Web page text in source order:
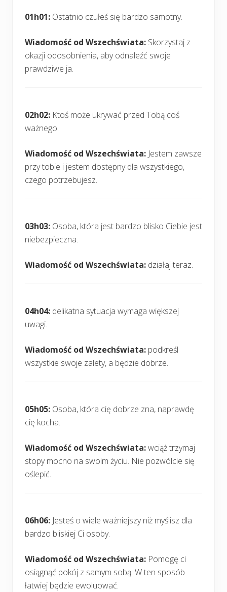
01h01: Ostatnio czułeś się bardzo samotny.
Wiadomość od Wszechświata: Skorzystaj z
okazji odosobnienia, aby odnaleźć swoje
prawdziwe ja.
02h02: Ktoś może ukrywać przed Tobą coś
ważnego.
Wiadomość od Wszechświata: Jestem zawsze
przy tobie i jestem dostępny dla wszystkiego,
czego potrzebujesz.
03h03: Osoba, która jest bardzo blisko Ciebie jest
niebezpieczna.
Wiadomość od Wszechświata: działaj teraz.
04h04: delikatna sytuacja wymaga większej
uwagi.
Wiadomość od Wszechświata: podkreśl
wszystkie swoje zalety, a będzie dobrze.
05h05: Osoba, która cię dobrze zna, naprawdę
cię kocha.
Wiadomość od Wszechświata:wciąż trzymaj
stopy mocno na swoim życiu. Nie pozwólcie się
oślepić.
06h06: Jesteś o wiele ważniejszy niż myślisz dla
bardzo bliskiej Ci osoby.
Wiadomość od Wszechświata: Pomogę ci
osiągnąć pokój z samym sobą. W ten sposób
łatwiej będzie ewoluować.